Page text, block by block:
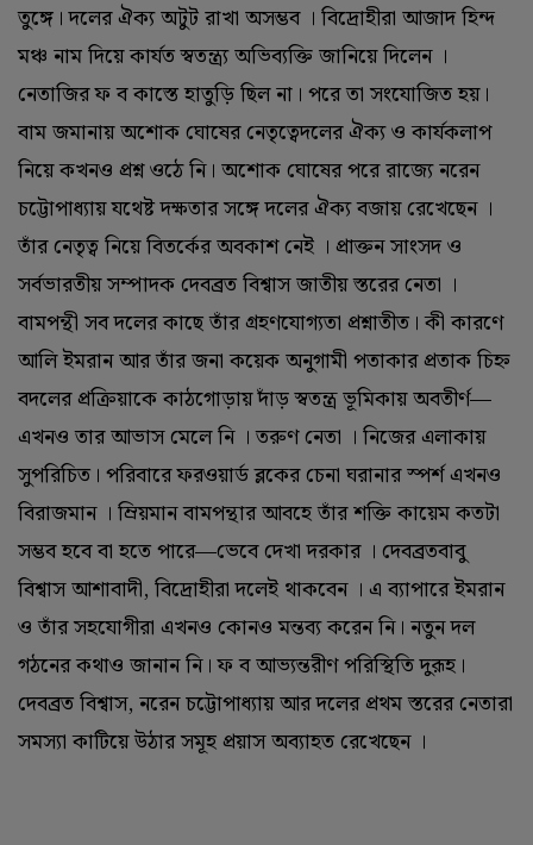
তুঙ্গে। দলের ঐক্য অটুট রাখা অসম্ভব । বিদ্রোহীরা আজাদ হিন্দ
মঞ্চ নাম দিয়ে কার্যত স্বতন্ত্র্য অভিব্যক্তি জানিয়ে দিলেন ।
নেতাজির ফ ব কাস্তে হাতুড়ি ছিল না। পরে তা সংযোজিত হয়।
বাম জমানায় অশোক ঘোষের নেতৃত্বেদলের ঐক্য ও কার্যকলাপ
নিয়ে কখনও প্রশ্ন ওঠে নি। অশোক ঘোষের পরে রাজ্যে নরেন
চট্টোপাধ্যায় যথেষ্ট দক্ষতার সঙ্গে দলের ঐক্য বজায় রেখেছেন ।
তাঁর নেতৃত্ব নিয়ে বিতর্কের অবকাশ নেই । প্রাক্তন সাংসদ ও
সর্বভারতীয় সম্পাদক দেবব্রত বিশ্বাস জাতীয় স্তরের নেতা ।
বামপন্থী সব দলের কাছে তাঁর গ্রহণযোগ্যতা প্রশ্নাতীত। কী কারণে
আলি ইমরান আর তাঁর জনা কয়েক অনুগামী পতাকার প্রতাক চিহ্ন
বদলের প্রক্রিয়াকে কাঠগোড়ায় দাঁড় স্বতন্ত্র ভূমিকায় অবতীর্ণ—
এখনও তার আভাস মেলে নি । তরুণ নেতা । নিজের এলাকায়
সুপরিচিত। পরিবারে ফরওয়ার্ড ব্লকের চেনা ঘরানার স্পর্শ এখনও
বিরাজমান । ম্রিয়মান বামপন্থার আবহে তাঁর শক্তি কায়েম কতটা
সম্ভব হবে বা হতে পারে—ভেবে দেখা দরকার । দেবব্রতবাবু
বিশ্বাস আশাবাদী, বিদ্রোহীরা দলেই থাকবেন । এ ব্যাপারে ইমরান
ও তাঁর সহযোগীরা এখনও কোনও মন্তব্য করেন নি। নতুন দল
গঠনের কথাও জানান নি। ফ ব আভ্যন্তরীণ পরিস্থিতি দুরূহ।
দেবব্রত বিশ্বাস, নরেন চট্টোপাধ্যায় আর দলের প্রথম স্তরের নেতারা
সমস্যা কাটিয়ে উঠার সমূহ প্রয়াস অব্যাহত রেখেছেন ।